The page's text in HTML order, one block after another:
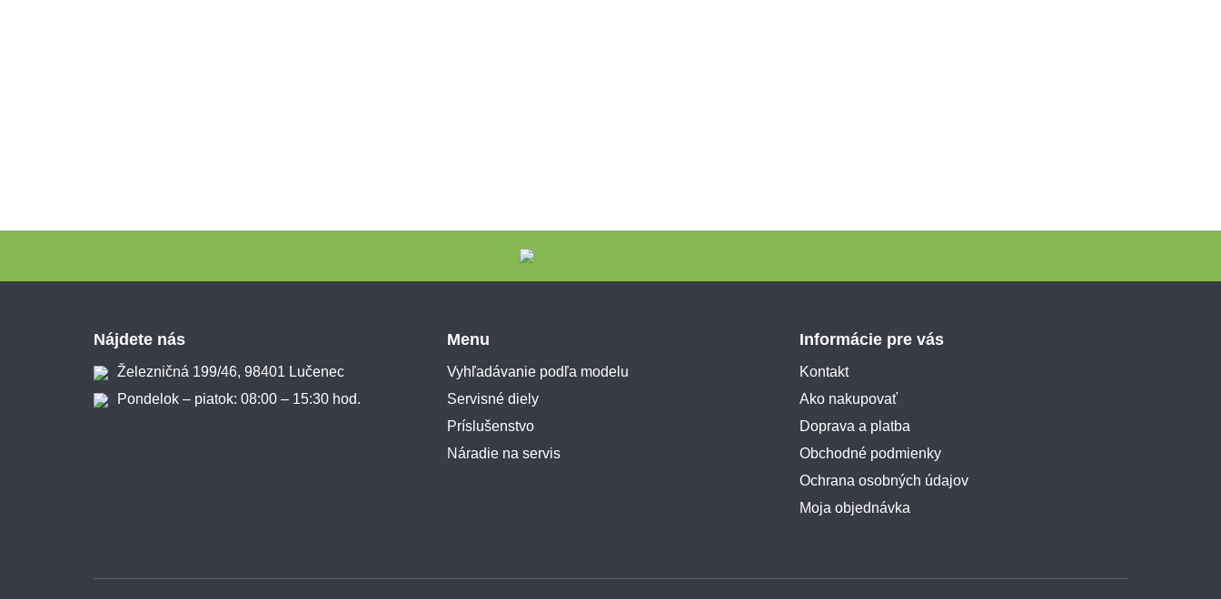
Nájdete nás
Železničná 199/46, 98401 Lučenec
Pondelok – piatok: 08:00 – 15:30 hod.
Menu
Vyhľadávanie podľa modelu
Servisné diely
Príslušenstvo
Náradie na servis
Informácie pre vás
Kontakt
Ako nakupovať
Doprava a platba
Obchodné podmienky
Ochrana osobných údajov
Moja objednávka